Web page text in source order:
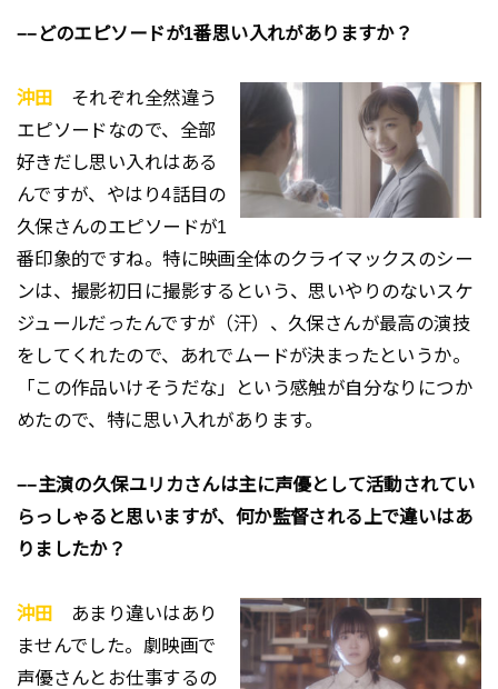
−−どのエピソードが1番思い入れがありますか？
沖田
それぞれ全然違う
エピソードなので、全部
好きだし思い入れはある
んですが、やはり4話目の
久保さんのエピソードが1
番印象的ですね。特に映画全体のクライマックスのシー
ンは、撮影初日に撮影するという、思いやりのないスケ
ジュールだったんですが（汗）、久保さんが最高の演技
をしてくれたので、あれでムードが決まったというか。
「この作品いけそうだな」という感触が自分なりにつか
めたので、特に思い入れがあります。
−−主演の久保ユリカさんは主に声優として活動されてい
らっしゃると思いますが、何か監督される上で違いはあ
りましたか？
沖田
あまり違いはあり
ませんでした。劇映画で
声優さんとお仕事するの